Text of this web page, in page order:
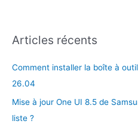
Articles récents
Comment installer la boîte à
26.04
Mise à jour One UI 8.5 de
liste ?